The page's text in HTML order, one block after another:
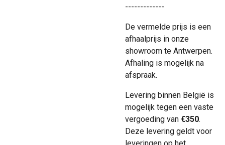
-------------
De vermelde prijs is een
afhaalprijs in onze
showroom te Antwerpen.
Afhaling is mogelijk na
afspraak.
Levering binnen België is
mogelijk tegen een vaste
vergoeding van €350.
Deze levering geldt voor